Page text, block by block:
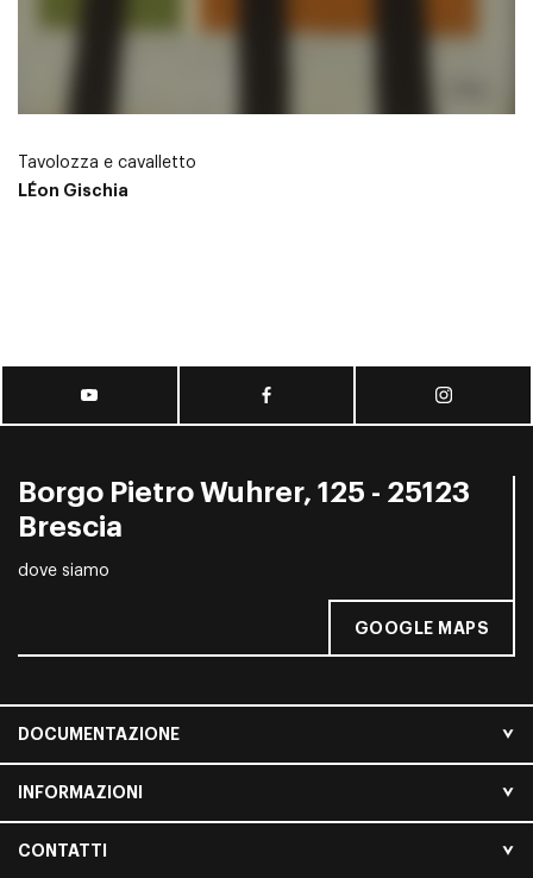
Tavolozza e cavalletto
LÉon Gischia
Borgo Pietro Wuhrer, 125 - 25123
Brescia
dove siamo
GOOGLE MAPS
DOCUMENTAZIONE
INFORMAZIONI
CONTATTI